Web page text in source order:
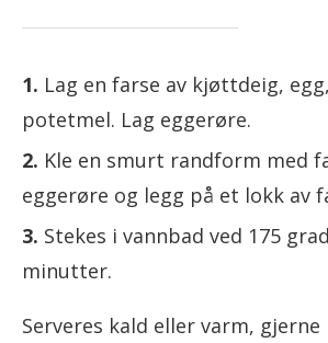
Lag en farse av kjøttdeig,
potetmel. Lag eggerøre.
Kle en smurt randform med
eggerøre og legg på et lokk av
Stekes i vannbad ved 175
minutter.
Serveres kald eller varm,